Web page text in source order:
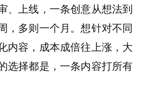
、上线，一条创意从想法到
，多则一个月。想针对不同
内容，成本成倍往上涨，大
选择都是，一条内容打所有